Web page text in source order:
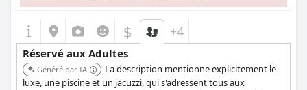
$ +4
Réservé aux Adultes
Généré par IA
La description mentionne explicitement le
luxe, une piscine et un jacuzzi, qui s'adressent tous aux